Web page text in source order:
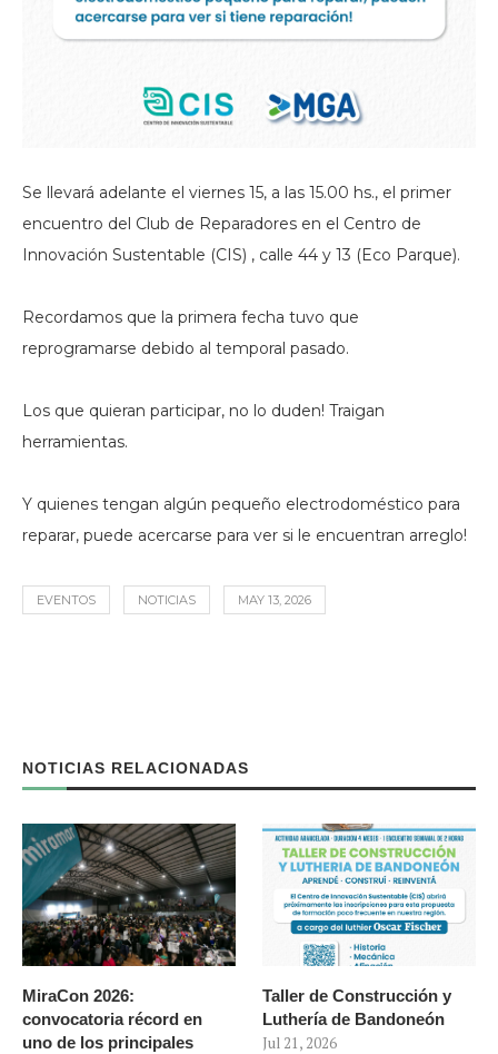
Se llevará adelante el viernes 15, a las 15.00 hs., el primer
encuentro del Club de Reparadores en el Centro de
Innovación Sustentable (CIS) , calle 44 y 13 (Eco Parque).
Recordamos que la primera fecha tuvo que
reprogramarse debido al temporal pasado.
Los que quieran participar, no lo duden! Traigan
herramientas.
Y quienes tengan algún pequeño electrodoméstico para
reparar, puede acercarse para ver si le encuentran arreglo!
EVENTOS NOTICIAS MAY 13, 2026
NOTICIAS RELACIONADAS
MiraCon 2026:
convocatoria récord en
uno de los principales
Taller de Construcción y
Luthería de Bandoneón
Jul 21, 2026